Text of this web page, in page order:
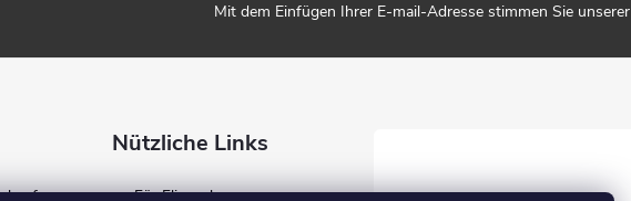
Mit dem Einfügen Ihrer E-mail-Adresse stimmen Sie unserer
Nützliche Links
Für Fliesenleger